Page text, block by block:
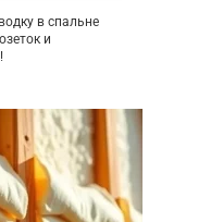
в спальне
и